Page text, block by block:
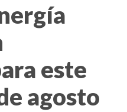
este
agosto